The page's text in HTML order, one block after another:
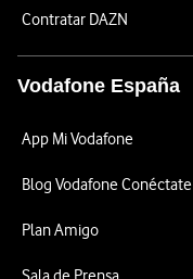
Contratar DAZN
Vodafone España
App Mi Vodafone
Blog Vodafone Conéctate
Plan Amigo